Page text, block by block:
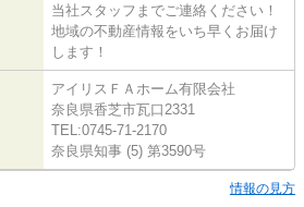
当社スタッフまでご連絡ください！
地域の不動産情報をいち早くお届け
します！
アイリスＦＡホーム有限会社
奈良県香芝市瓦口2331
TEL:0745-71-2170
奈良県知事 (5) 第3590号
情報の見方